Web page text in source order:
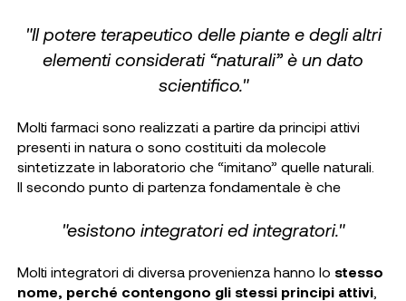
"Il potere terapeutico delle piante e degli altri
elementi considerati “naturali” è un dato
scientifico."
Molti farmaci sono realizzati a partire da principi attivi
presenti in natura o sono costituiti da molecole
sintetizzate in laboratorio che “imitano” quelle naturali.
Il secondo punto di partenza fondamentale è che
"esistono integratori ed integratori."
Molti integratori di diversa provenienza hanno lo stesso
nome, perché contengono gli stessi principi attivi,